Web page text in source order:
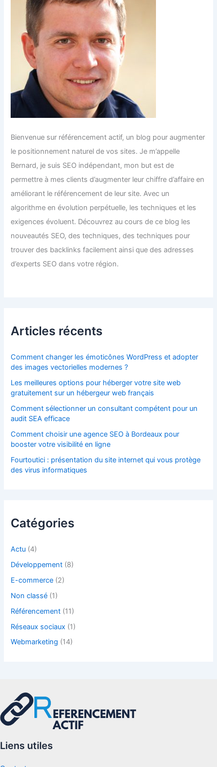
Bienvenue sur référencement actif, un blog pour augmenter
le positionnement naturel de vos sites. Je m’appelle
Bernard, je suis SEO indépendant, mon but est de
permettre à mes clients d’augmenter leur chiffre d’affaire en
améliorant le référencement de leur site. Avec un
algorithme en évolution perpétuelle, les techniques et les
exigences évoluent. Découvrez au cours de ce blog les
nouveautés SEO, des techniques, des techniques pour
trouver des backlinks facilement ainsi que des adresses
d’experts SEO dans votre région.
Articles récents
Comment changer les émoticônes WordPress et adopter
des images vectorielles modernes ?
Les meilleures options pour héberger votre site web
gratuitement sur un hébergeur web français
Comment sélectionner un consultant compétent pour un
audit SEA efficace
Comment choisir une agence SEO à Bordeaux pour
booster votre visibilité en ligne
Fourtoutici : présentation du site internet qui vous protège
des virus informatiques
Catégories
Actu (4)
Développement (8)
E-commerce (2)
Non classé (1)
Référencement (11)
Réseaux sociaux (1)
Webmarketing (14)
Liens utiles